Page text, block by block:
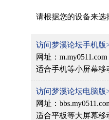
请根据您的设备来选
访问梦溪论坛手机版
网址：m.my0511.com
适合手机等小屏幕移
访问梦溪论坛电脑版
网址：
适合平板等大屏幕移